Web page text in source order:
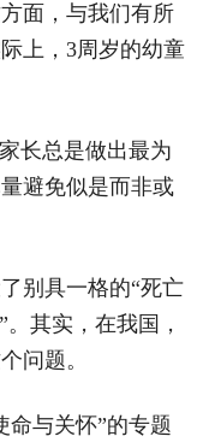
面，与我们有所
上，3周岁的幼童
长总是做出最为
避免似是而非或
别具一格的“死亡
其实，在我国，
问题。
命与关怀”的专题